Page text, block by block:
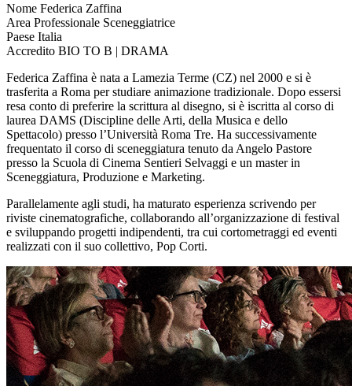
Nome Federica Zaffina
Area Professionale Sceneggiatrice
Paese Italia
Accredito BIO TO B | DRAMA
Federica Zaffina è nata a Lamezia Terme (CZ) nel 2000 e si è
trasferita a Roma per studiare animazione tradizionale. Dopo essersi
resa conto di preferire la scrittura al disegno, si è iscritta al corso di
laurea DAMS (Discipline delle Arti, della Musica e dello
Spettacolo) presso l’Università Roma Tre. Ha successivamente
frequentato il corso di sceneggiatura tenuto da Angelo Pastore
presso la Scuola di Cinema Sentieri Selvaggi e un master in
Sceneggiatura, Produzione e Marketing.
Parallelamente agli studi, ha maturato esperienza scrivendo per
riviste cinematografiche, collaborando all’organizzazione di festival
e sviluppando progetti indipendenti, tra cui cortometraggi ed eventi
realizzati con il suo collettivo, Pop Corti.